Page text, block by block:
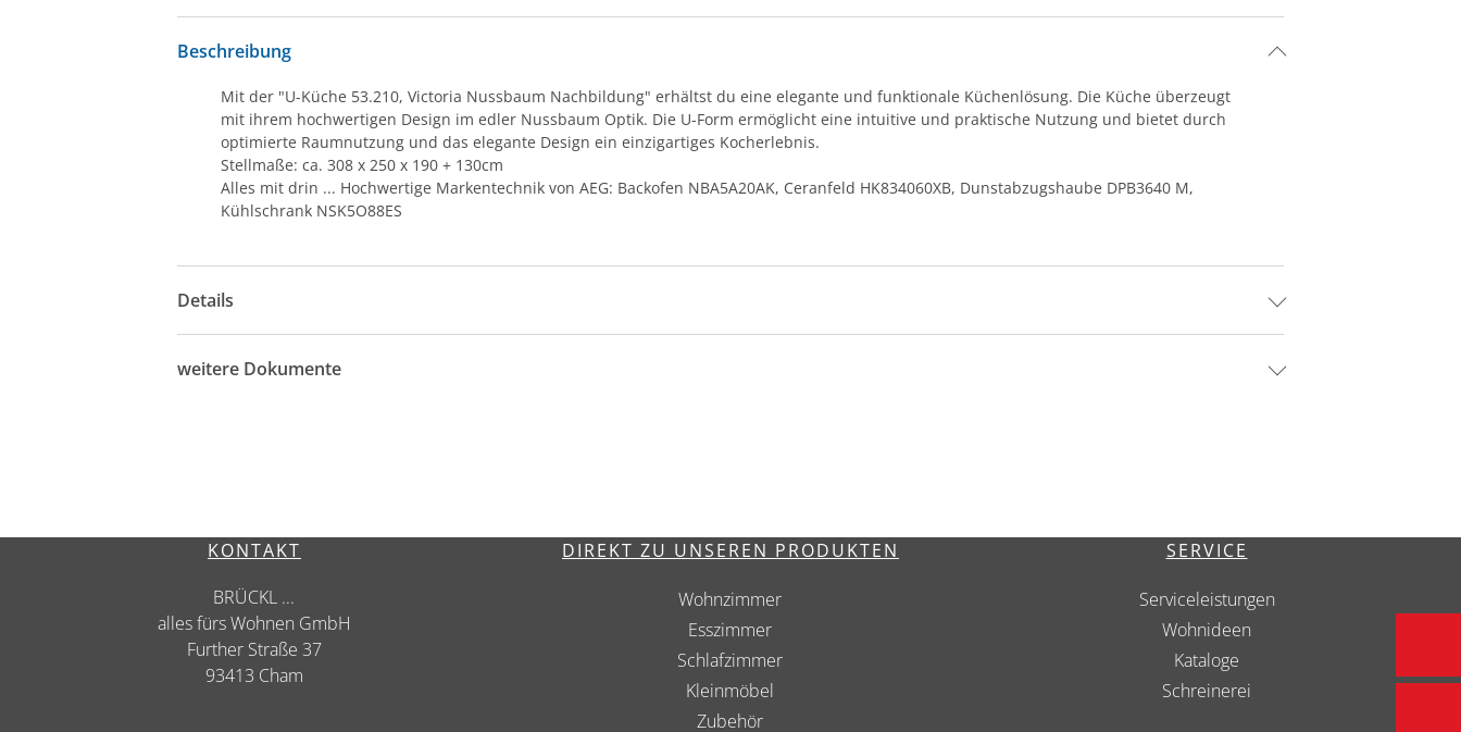
Beschreibung
Mit der "U-Küche 53.210, Victoria Nussbaum Nachbildung" erhältst du eine elegante und funktionale Küchenlösung. Die Küche überzeugt
mit ihrem hochwertigen Design im edler Nussbaum Optik. Die U-Form ermöglicht eine intuitive und praktische Nutzung und bietet durch
optimierte Raumnutzung und das elegante Design ein einzigartiges Kocherlebnis.
Stellmaße: ca. 308 x 250 x 190 + 130cm
Alles mit drin ... Hochwertige Markentechnik von AEG: Backofen NBA5A20AK, Ceranfeld HK834060XB, Dunstabzugshaube DPB3640 M,
Kühlschrank NSK5O88ES
Details
weitere Dokumente
KONTAKT
BRÜCKL ...
alles fürs Wohnen GmbH
Further Straße 37
93413 Cham
DIREKT ZU UNSEREN PRODUKTEN
Wohnzimmer
Esszimmer
Schlafzimmer
Kleinmöbel
Zubehör
SERVICE
Serviceleistungen
Wohnideen
Kataloge
Schreinerei